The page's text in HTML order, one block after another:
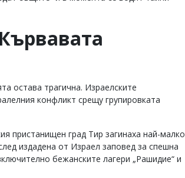
остава трагична. Израелските
конфликт срещу групировката
пристанищен град Тир загинаха най-малко
издадена от Израел заповед за спешна
бежанските лагери „Рашидие“ и